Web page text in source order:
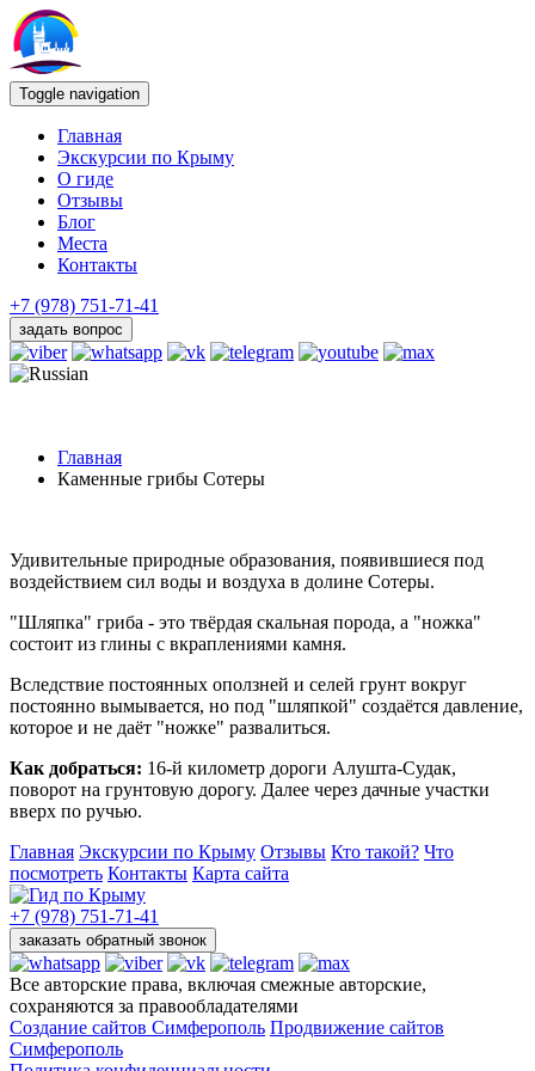
Toggle navigation
Главная
Экскурсии по Крыму
О гиде
Отзывы
Блог
Места
Контакты
+7 (978) 751-71-41
задать вопрос
Главная
Каменные грибы Сотеры
Удивительные природные образования, появившиеся под
воздействием сил воды и воздуха в долине Сотеры.
"Шляпка" гриба - это твёрдая скальная порода, а "ножка"
состоит из глины с вкраплениями камня.
Вследствие постоянных оползней и селей грунт вокруг
постоянно вымывается, но под "шляпкой" создаётся давление,
которое и не даёт "ножке" развалиться.
Как добраться: 16-й километр дороги Алушта-Судак,
поворот на грунтовую дорогу. Далее через дачные участки
вверх по ручью.
Главная Экскурсии по Крыму Отзывы Кто такой? Что
посмотреть Контакты Карта сайта
+7 (978) 751-71-41
заказать обратный звонок
Все авторские права, включая смежные авторские,
сохраняются за правообладателями
Создание сайтов Симферополь Продвижение сайтов
Симферополь